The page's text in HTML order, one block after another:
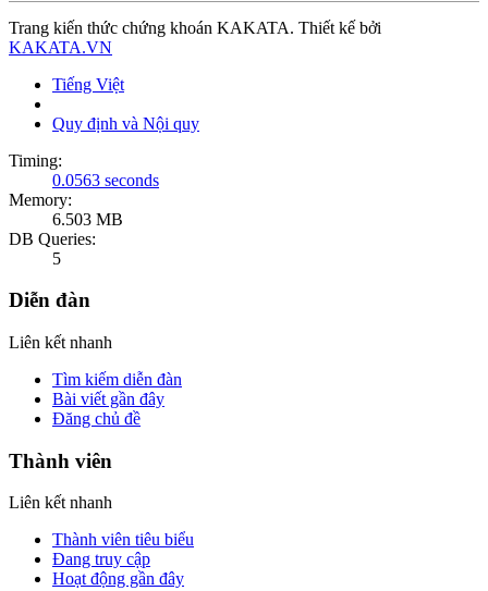
Trang kiến thức chứng khoán KAKATA. Thiết kế bởi
KAKATA.VN
Tiếng Việt
Quy định và Nội quy
Timing:
0.0563 seconds
Memory:
6.503 MB
DB Queries:
5
Diễn đàn
Liên kết nhanh
Tìm kiếm diễn đàn
Bài viết gần đây
Đăng chủ đề
Thành viên
Liên kết nhanh
Thành viên tiêu biểu
Đang truy cập
Hoạt động gần đây